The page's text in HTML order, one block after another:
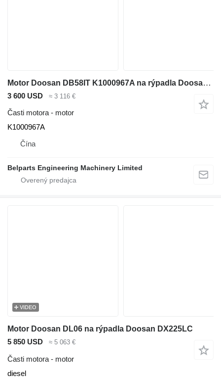
Motor Doosan DB58IT K1000967A na rýpadla Doosan DX225LCA
3 600 USD ≈ 3 116 €
Časti motora - motor
K1000967A
Čína
Belparts Engineering Machinery Limited
VIDEO
Motor Doosan DL06 na rýpadla Doosan DX225LC
5 850 USD
≈ 5 063 €
Časti motora - motor
diesel